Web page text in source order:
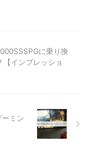
に乗り換
【インプレッショ
ミン